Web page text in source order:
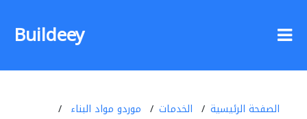
Buildeey
الصفحة الرئيسية الخدمات
موردو مواد البناء